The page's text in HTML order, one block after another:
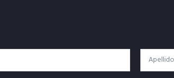
Apellido